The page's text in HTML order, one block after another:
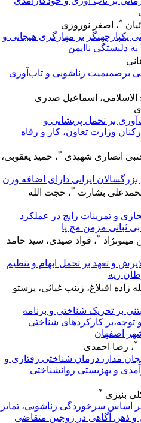
*، اصغر نوروزی
یکپارچهنگر بر مهارگری هیجانی و
دلبستگی ناایمن
برصمیمیت زناشویی و تاب‌آوری
اسماعیل صدری
بر تحمل پریشانی و
وزارت تعاون، کار و رفاه
انصاری شهیدی *، حمید یعقوبی،
ایرانی دارای اضافه وزن
محمدعلی بشارت * ، حجت الله
و تمرینات رایج در عملکرد
بی ثباتی مزمن مچ پا
مینونژاد *، فواد صیدی، سید حامد
و تعهد بر تحمل ابهام و تنظیم
ریه
زاده اقبلاغ، زینب غیاثی، پرستو
بر تحریک شناختی و برنامه
کارکردهای شناختی
شهر اصفهان
* ، رضا احمدی
مدار، درمان شناختی رفتاری و
و بهزیستی روانشناختی
بنیزی *
اساس سرخوردگی زناشویی، تمایز
ذهن آگاهی در زوجین متقاضی